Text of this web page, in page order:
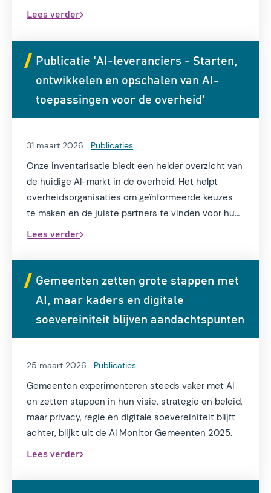
met datagedreven werken te beginnen.
Lees verder
Publicatie 'AI-leveranciers - Starten,
ontwikkelen en opschalen van AI-
toepassingen voor de overheid'
31 maart 2026 Publicaties
Onze inventarisatie biedt een helder overzicht van
de huidige AI-markt in de overheid. Het helpt
overheidsorganisaties om geïnformeerde keuzes
te maken en de juiste partners te vinden voor hun
AI-initiatieven.
Lees verder
Gemeenten zetten grote stappen met
AI, maar kaders en digitale
soevereiniteit blijven aandachtspunten
25 maart 2026 Publicaties
Gemeenten experimenteren steeds vaker met AI
en zetten stappen in hun visie, strategie en beleid,
maar privacy, regie en digitale soevereiniteit blijft
achter, blijkt uit de AI Monitor Gemeenten 2025.
Lees verder